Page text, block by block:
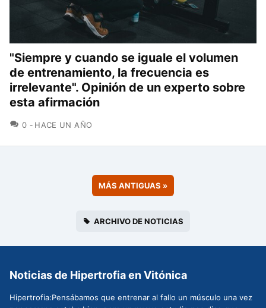
"Siempre y cuando se iguale el volumen
de entrenamiento, la frecuencia es
irrelevante". Opinión de un experto sobre
esta afirmación
0 COMENTARIOS
HACE UN AÑO
MÁS ANTIGUAS »
ARCHIVO DE NOTICIAS
Noticias de Hipertrofia en Vitónica
Hipertrofia:Pensábamos que entrenar al fallo un músculo una vez